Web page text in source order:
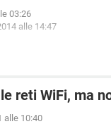
03:26
alle 14:47
reti WiFi, ma
alle 10:40